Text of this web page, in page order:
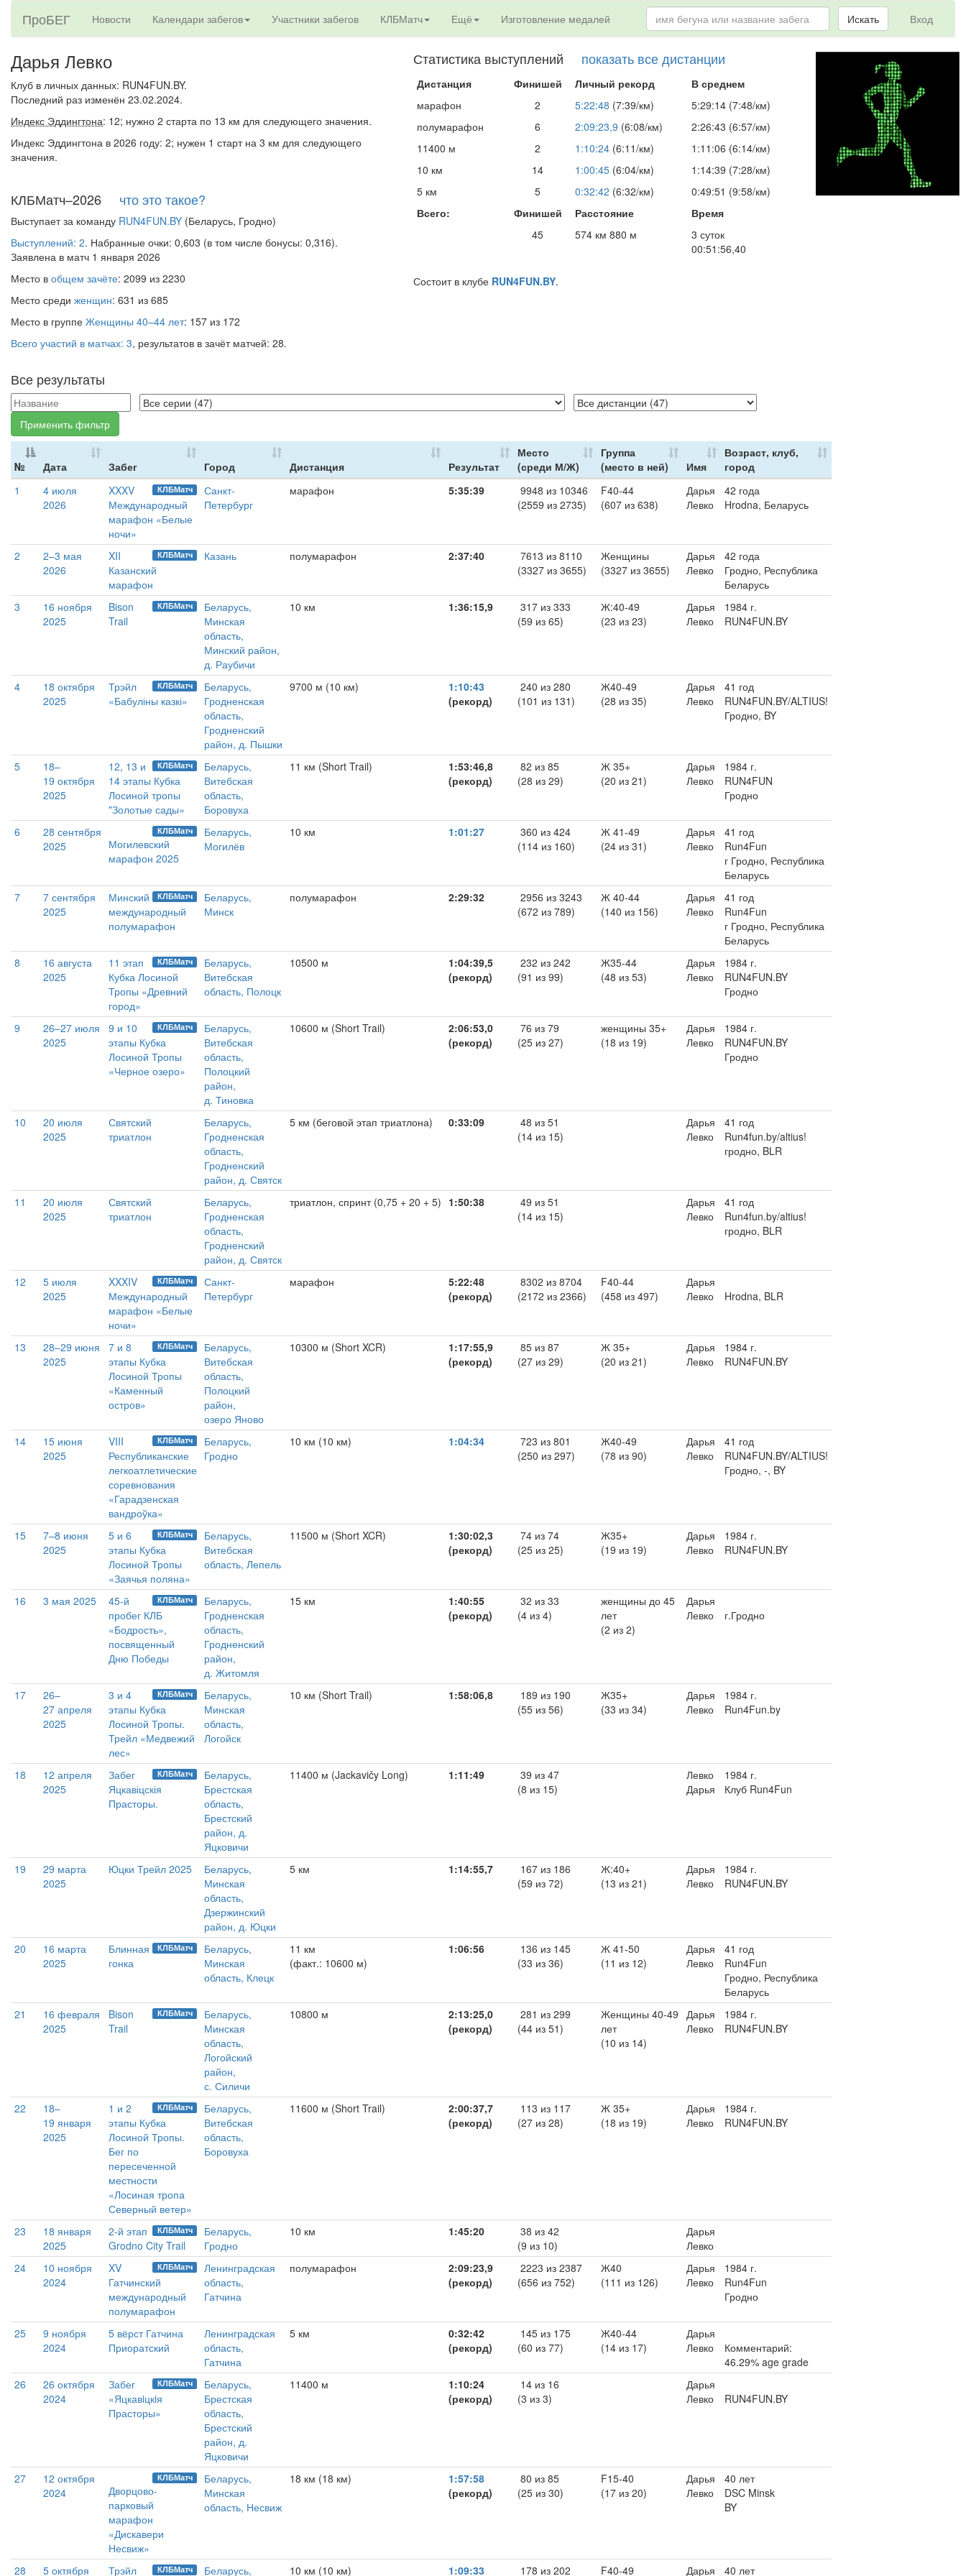
ПроБЕГ Новости Календари забегов Участники забегов КЛБМатч Ещё Изготовление медалей Вход
Искать
Дарья Левко
Клуб в личных данных: RUN4FUN.BY.
Последний раз изменён 23.02.2024.
Индекс Эддингтона: 12; нужно 2 старта по 13 км для следующего значения.
Индекс Эддингтона в 2026 году: 2; нужен 1 старт на 3 км для следующего
значения.
КЛБМатч–2026 что это такое?
Выступает за команду RUN4FUN.BY (Беларусь, Гродно)
Выступлений: 2. Набранные очки: 0,603 (в том числе бонусы: 0,316).
Заявлена в матч 1 января 2026
Место в общем зачёте: 2099 из 2230
Место среди женщин: 631 из 685
Место в группе Женщины 40–44 лет: 157 из 172
Всего участий в матчах: 3, результатов в зачёт матчей: 28.
Статистика выступлений показать все дистанции
Дистанция Финишей Личный рекорд
В среднем
марафон
2 5:22:48 (7:39/км)
5:29:14 (7:48/км)
полумарафон
6 2:09:23,9 (6:08/км)
2:26:43 (6:57/км)
11400 м
2 1:10:24 (6:11/км)
1:11:06 (6:14/км)
10 км
14 1:00:45 (6:04/км)
1:14:39 (7:28/км)
5 км
5 0:32:42 (6:32/км)
0:49:51 (9:58/км)
Всего:
Финишей Расстояние
Время
45
574 км 880 м
3 суток
00:51:56,40
Состоит в клубе RUN4FUN.BY.
Все результаты
Применить фильтр
№ Дата Забег Город Дистанция Результат
Место
(среди М/Ж)
Группа
(место в ней)
Имя
Возраст, клуб,
город
1
4 июля
2026
КЛБМатч
XXXV
Международный
марафон «Белые
ночи»
Санкт-
Петербург
марафон 5:35:39
9948 из 10346
(2559 из 2735)
F40-44
(607 из 638)
Дарья
Левко
42 года
Hrodna, Беларусь
2
2–3 мая
2026
КЛБМатч
XII
Казанский
марафон
Казань полумарафон 2:37:40
7613 из 8110
(3327 из 3655)
Женщины
(3327 из 3655)
Дарья
Левко
42 года
Гродно, Республика
Беларусь
3
16 ноября
2025
КЛБМатч
Bison
Trail
Беларусь,
Минская
область,
Минский район,
д. Раубичи
10 км 1:36:15,9
317 из 333
(59 из 65)
Ж:40-49
(23 из 23)
Дарья
Левко
1984 г.
RUN4FUN.BY
4
18 октября
2025
КЛБМатч
Трэйл
«Бабуліны казкі»
Беларусь,
Гродненская
область,
Гродненский
район, д. Пышки
9700 м (10 км)
1:10:43
(рекорд)
240 из 280
(101 из 131)
Ж40-49
(28 из 35)
Дарья
Левко
41 год
RUN4FUN.BY/ALTIUS!
Гродно, BY
5
18–
19 октября
2025
КЛБМатч
12, 13 и
14 этапы Кубка
Лосиной тропы
"Золотые сады»
Беларусь,
Витебская
область,
Боровуха
11 км (Short Trail)
1:53:46,8
(рекорд)
82 из 85
(28 из 29)
Ж 35+
(20 из 21)
Дарья
Левко
1984 г.
RUN4FUN
Гродно
6
28 сентября
2025
КЛБМатч
Могилевский
марафон 2025
Беларусь,
Могилёв
10 км 1:01:27
360 из 424
(114 из 160)
Ж 41-49
(24 из 31)
Дарья
Левко
41 год
Run4Fun
г Гродно, Республика
Беларусь
7
7 сентября
2025
КЛБМатч
Минский
международный
полумарафон
Беларусь,
Минск
полумарафон 2:29:32
2956 из 3243
(672 из 789)
Ж 40-44
(140 из 156)
Дарья
Левко
41 год
Run4Fun
г Гродно, Республика
Беларусь
8
16 августа
2025
КЛБМатч
11 этап
Кубка Лосиной
Тропы «Древний
город»
Беларусь,
Витебская
область, Полоцк
10500 м
1:04:39,5
(рекорд)
232 из 242
(91 из 99)
Ж35-44
(48 из 53)
Дарья
Левко
1984 г.
RUN4FUN.BY
Гродно
9
26–27 июля
2025
КЛБМатч
9 и 10
этапы Кубка
Лосиной Тропы
«Черное озеро»
Беларусь,
Витебская
область,
Полоцкий
район,
д. Тиновка
10600 м (Short Trail)
2:06:53,0
(рекорд)
76 из 79
(25 из 27)
женщины 35+
(18 из 19)
Дарья
Левко
1984 г.
RUN4FUN.BY
Гродно
10
20 июля
2025
Святский
триатлон
Беларусь,
Гродненская
область,
Гродненский
район, д. Святск
5 км (беговой этап триатлона) 0:33:09
48 из 51
(14 из 15)
Дарья
Левко
41 год
Run4fun.by/altius!
гродно, BLR
11
20 июля
2025
Святский
триатлон
Беларусь,
Гродненская
область,
Гродненский
район, д. Святск
триатлон, спринт (0,75 + 20 + 5) 1:50:38
49 из 51
(14 из 15)
Дарья
Левко
41 год
Run4fun.by/altius!
гродно, BLR
12
5 июля
2025
КЛБМатч
XXXIV
Международный
марафон «Белые
ночи»
Санкт-
Петербург
марафон
5:22:48
(рекорд)
8302 из 8704
(2172 из 2366)
F40-44
(458 из 497)
Дарья
Левко
Hrodna, BLR
13
28–29 июня
2025
КЛБМатч
7 и 8
этапы Кубка
Лосиной Тропы
«Каменный
остров»
Беларусь,
Витебская
область,
Полоцкий
район,
озеро Яново
10300 м (Short XCR)
1:17:55,9
(рекорд)
85 из 87
(27 из 29)
Ж 35+
(20 из 21)
Дарья
Левко
1984 г.
RUN4FUN.BY
14
15 июня
2025
КЛБМатч
VIII
Республиканские
легкоатлетические
соревнования
«Гарадзенская
вандроўка»
Беларусь,
Гродно
10 км (10 км) 1:04:34
723 из 801
(250 из 297)
Ж40-49
(78 из 90)
Дарья
Левко
41 год
RUN4FUN.BY/ALTIUS!
Гродно, -, BY
15
7–8 июня
2025
КЛБМатч
5 и 6
этапы Кубка
Лосиной Тропы
«Заячья поляна»
Беларусь,
Витебская
область, Лепель
11500 м (Short XCR)
1:30:02,3
(рекорд)
74 из 74
(25 из 25)
Ж35+
(19 из 19)
Дарья
Левко
1984 г.
RUN4FUN.BY
16 3 мая 2025 КЛБМатч
45-й
пробег КЛБ
«Бодрость»,
посвященный
Дню Победы
Беларусь,
Гродненская
область,
Гродненский
район,
д. Житомля
15 км
1:40:55
(рекорд)
32 из 33
(4 из 4)
женщины до 45
лет
(2 из 2)
Дарья
Левко
г.Гродно
17
26–
27 апреля
2025
КЛБМатч
3 и 4
этапы Кубка
Лосиной Тропы.
Трейл «Медвежий
лес»
Беларусь,
Минская
область,
Логойск
10 км (Short Trail) 1:58:06,8
189 из 190
(55 из 56)
Ж35+
(33 из 34)
Дарья
Левко
1984 г.
Run4Fun.by
18
12 апреля
2025
КЛБМатч
Забег
Яцкавіцскія
Прасторы.
Беларусь,
Брестская
область,
Брестский
район, д.
Яцковичи
11400 м (Jackavičy Long) 1:11:49
39 из 47
(8 из 15)
Левко
Дарья
1984 г.
Клуб Run4Fun
19
29 марта
2025
Юцки Трейл 2025
Беларусь,
Минская
область,
Дзержинский
район, д. Юцки
5 км 1:14:55,7
167 из 186
(59 из 72)
Ж:40+
(13 из 21)
Дарья
Левко
1984 г.
RUN4FUN.BY
20
16 марта
2025
КЛБМатч
Блинная
гонка
Беларусь,
Минская
область, Клецк
11 км
(факт.: 10600 м)
1:06:56
136 из 145
(33 из 36)
Ж 41-50
(11 из 12)
Дарья
Левко
41 год
Run4Fun
Гродно, Республика
Беларусь
21
16 февраля
2025
КЛБМатч
Bison
Trail
Беларусь,
Минская
область,
Логойский
район,
с. Силичи
10800 м
2:13:25,0
(рекорд)
281 из 299
(44 из 51)
Женщины 40-49
лет
(10 из 14)
Дарья
Левко
1984 г.
RUN4FUN.BY
22
18–
19 января
2025
КЛБМатч
1 и 2
этапы Кубка
Лосиной Тропы.
Бег по
пересеченной
местности
«Лосиная тропа
Северный ветер»
Беларусь,
Витебская
область,
Боровуха
11600 м (Short Trail)
2:00:37,7
(рекорд)
113 из 117
(27 из 28)
Ж 35+
(18 из 19)
Дарья
Левко
1984 г.
RUN4FUN.BY
23
18 января
2025
КЛБМатч
2-й этап
Grodno City Trail
Беларусь,
Гродно
10 км 1:45:20
38 из 42
(9 из 10)
Дарья
Левко
24
10 ноября
2024
КЛБМатч
XV
Гатчинский
международный
полумарафон
Ленинградская
область,
Гатчина
полумарафон
2:09:23,9
(рекорд)
2223 из 2387
(656 из 752)
Ж40
(111 из 126)
Дарья
Левко
1984 г.
Run4Fun
Гродно
25
9 ноября
2024
5 вёрст Гатчина
Приоратский
Ленинградская
область,
Гатчина
5 км
0:32:42
(рекорд)
145 из 175
(60 из 77)
Ж40-44
(14 из 17)
Дарья
Левко
Комментарий:
46.29% age grade
26
26 октября
2024
КЛБМатч
Забег
«Яцкавiцкiя
Прасторы»
Беларусь,
Брестская
область,
Брестский
район, д.
Яцковичи
11400 м
1:10:24
(рекорд)
14 из 16
(3 из 3)
Дарья
Левко
RUN4FUN.BY
27
12 октября
2024
КЛБМатч
Дворцово-
парковый
марафон
«Дискавери
Несвиж»
Беларусь,
Минская
область, Несвиж
18 км (18 км)
1:57:58
(рекорд)
80 из 85
(25 из 30)
F15-40
(17 из 20)
Дарья
Левко
40 лет
DSC Minsk
BY
28 5 октября КЛБМатч
Трэйл Беларусь, 10 км (10 км) 1:09:33 178 из 202 F40-49 Дарья 40 лет